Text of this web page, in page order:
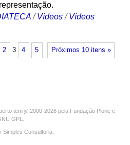
/Vídeos /Vídeos
Próximos 10 itens »
2 3 4 5
tem © 2000-2026 pela Fundação Plone e
GPL
Simples Consultoria